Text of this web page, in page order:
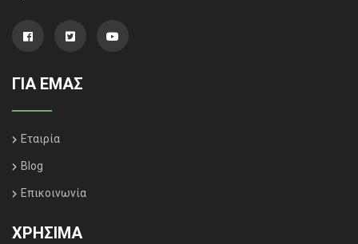
ΓΙΑ ΕΜΑΣ
Εταιρία
Blog
Επικοινωνία
ΧΡΗΣΙΜΑ